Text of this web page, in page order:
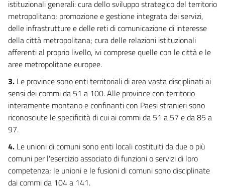
istituzionali generali: cura dello sviluppo strategico del territorio
metropolitano; promozione e gestione integrata dei servizi,
delle infrastrutture e delle reti di comunicazione di interesse
della città metropolitana; cura delle relazioni istituzionali
afferenti al proprio livello, ivi comprese quelle con le città e le
aree metropolitane europee.
3. Le province sono enti territoriali di area vasta disciplinati ai
sensi dei commi da 51 a 100. Alle province con territorio
interamente montano e confinanti con Paesi stranieri sono
riconosciute le specificità di cui ai commi da 51 a 57 e da 85 a
97.
4. Le unioni di comuni sono enti locali costituiti da due o più
comuni per l'esercizio associato di funzioni o servizi di loro
competenza; le unioni e le fusioni di comuni sono disciplinate
dai commi da 104 a 141.